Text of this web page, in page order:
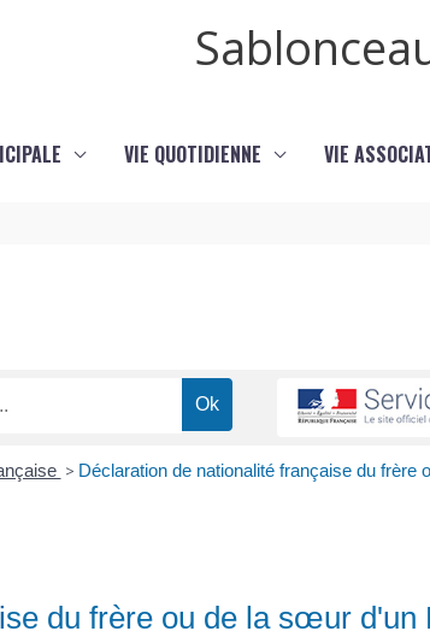
VIE QUOTIDIENNE VIE
> Déclaration de nationalité française du frère
du frère ou de la sœur d'un